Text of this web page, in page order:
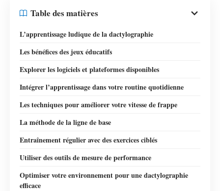
Table des matières
L’apprentissage ludique de la dactylographie
Les bénéfices des jeux éducatifs
Explorer les logiciels et plateformes disponibles
Intégrer l’apprentissage dans votre routine quotidienne
Les techniques pour améliorer votre vitesse de frappe
La méthode de la ligne de base
Entraînement régulier avec des exercices ciblés
Utiliser des outils de mesure de performance
Optimiser votre environnement pour une dactylographie
efficace